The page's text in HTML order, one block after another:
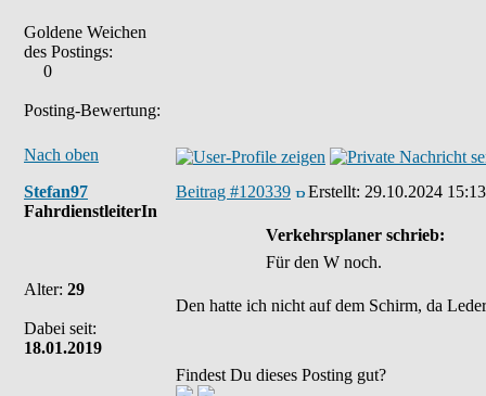
Goldene Weichen
des Postings:
0
Posting-Bewertung:
Nach oben
Stefan97
FahrdienstleiterIn
Alter: 29
Dabei seit:
18.01.2019
Beitrag #120339 Erstellt: 29.10.2024 15:13
Verkehrsplaner schrieb:
Für den W noch.
Den hatte ich nicht auf dem Schirm, da
Findest Du dieses Posting gut?